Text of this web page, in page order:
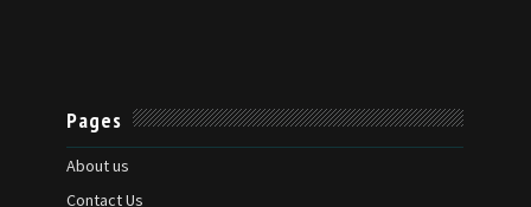
Pages
About us
Contact Us